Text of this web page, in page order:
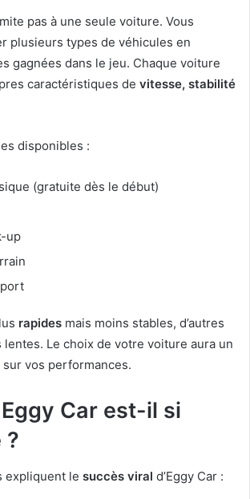
pas à une seule voiture. Vous
plusieurs types de véhicules en
gagnées dans le jeu. Chaque voiture
caractéristiques de vitesse, stabilité
disponibles :
(gratuite dès le début)
up
rapides mais moins stables, d’autres
lentes. Le choix de votre voiture aura un
vos performances.
Car est-il si
?
expliquent le succès viral d’Eggy Car :